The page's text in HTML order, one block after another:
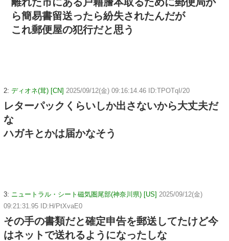
ら簡易書留送ったら紛失されたんだが
これ郵便屋の犯行だと思う
2: ディオネ(茸) [CN] 2025/09/12(金) 09:16:14.46 ID:TPOTqI/20
レターパックくらいしか出さないから大丈夫だ
な
ハガキとかは届かなそう
3: ニュートラル・シート磁気圏尾部(神奈川県) [US] 2025/09/12(金)
09:21:31.95 ID:H/PtXvaE0
その手の書類だと確定申告を郵送してたけど今
はネットで送れるようになったしな